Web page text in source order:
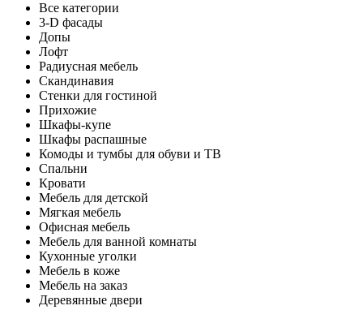
Все категории
3-D фасады
Допы
Лофт
Радиусная мебель
Скандинавия
Стенки для гостиной
Прихожие
Шкафы-купе
Шкафы распашные
Комоды и тумбы для обуви и ТВ
Спальни
Кровати
Мебель для детской
Мягкая мебель
Офисная мебель
Мебель для ванной комнаты
Кухонные уголки
Мебель в коже
Мебель на заказ
Деревянные двери